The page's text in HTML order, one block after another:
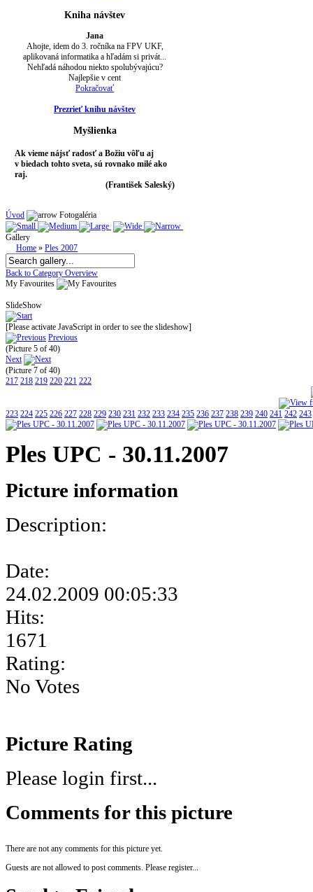
Kniha návštev
Jana
Ahojte, idem do 3. ročníka na FPV UKF,
aplikovaná informatika a hľadám si privát...
Nehľadá náhodou niekto spolubývajúcu?
Najlepšie v cent
Pokračovať
Prezrieť knihu návštev
Myšlienka
Ak vieme nájsť radosť a Božiu vôľu aj
v biedach tohto sveta, sú rovnako milé ako
raj.
(František Saleský)
Úvod Fotogaléria
Gallery
Home » Ples 2007
Back to Category Overview
My Favourites
SlideShow
[Please activate JavaScript in order to see the slideshow]
Previous
(Picture 5 of 40)
Next
(Picture 7 of 40)
217 218 219 220 221 222
223 224 225 226 227 228 229 230 231 232 233 234 235 236 237 238 239 240 241 242 243
Ples UPC - 30.11.2007
Picture information
Description:
Date:
24.02.2009 00:05:33
Hits:
1671
Rating:
No Votes
Picture Rating
Please login first...
Comments for this picture
There are not any comments for this picture yet.
Guests are not allowed to post comments. Please register...